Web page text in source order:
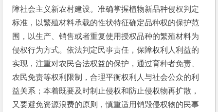
障社会主义新农村建设。准确掌握植物新品种侵权判定
标准，以繁殖材料承载的性状特征确定品种权的保护范
围，以生产、销售或者重复使用授权品种的繁殖材料为
侵权行为方式。依法判定民事责任，保障权利人利益的
实现，注重对农民合法权益的保护，通过育种者免责、
农民免责等权利限制，合理平衡权利人与社会公众的利
益关系；本着既要及时制止侵权和防止侵权物再扩散，
又要避免资源浪费的原则，慎重适用销毁侵权物的民事